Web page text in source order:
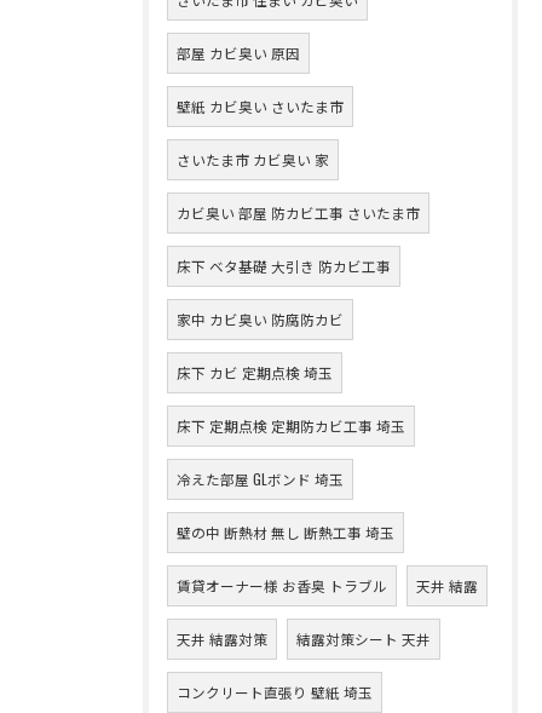
部屋 カビ臭い 原因
壁紙 カビ臭い さいたま市
さいたま市 カビ臭い 家
カビ臭い 部屋 防カビ工事 さいたま市
床下 ベタ基礎 大引き 防カビ工事
家中 カビ臭い 防腐防カビ
床下 カビ 定期点検 埼玉
床下 定期点検 定期防カビ工事 埼玉
冷えた部屋 GLボンド 埼玉
壁の中 断熱材 無し 断熱工事 埼玉
賃貸オーナー様 お香臭 トラブル 天井 結露
天井 結露対策 結露対策シート 天井
コンクリート直張り 壁紙 埼玉